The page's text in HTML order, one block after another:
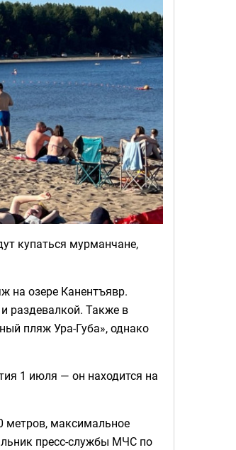
купаться мурманчане,
на озере Канентъявр.
раздевалкой. Также в
пляж Ура-Губа», однако
1 июля — он находится на
метров, максимальное
пресс-службы МЧС по